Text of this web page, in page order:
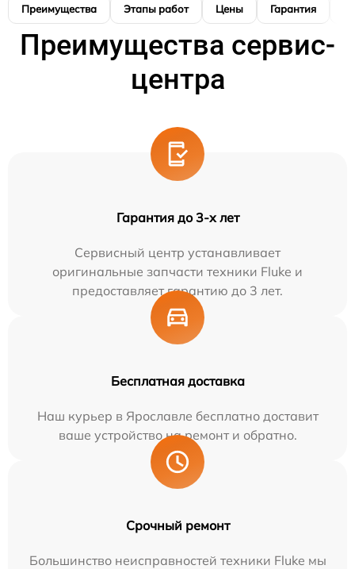
Преимущества Этапы работ Цены Гарантия
Преимущества сервис-
центра
Гарантия до 3-х лет
Сервисный центр устанавливает
оригинальные запчасти техники Fluke и
предоставляет гарантию до 3 лет.
Бесплатная доставка
Наш курьер в Ярославле бесплатно доставит
ваше устройство на ремонт и обратно.
Срочный ремонт
Большинство неисправностей техники Fluke мы